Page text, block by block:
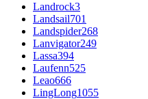
Landrock3
Landsail701
Landspider268
Lanvigator249
Lassa394
Laufenn525
Leao666
LingLong1055